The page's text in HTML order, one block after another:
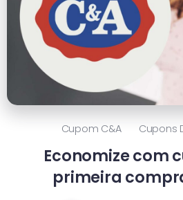
Cupom C&a Cupons
Economize com
primeira